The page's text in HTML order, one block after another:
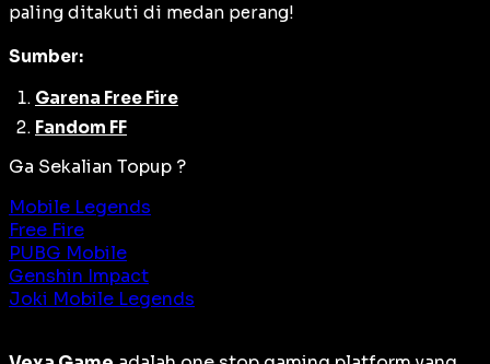
paling ditakuti di medan perang!
Sumber:
Garena Free Fire
Fandom FF
Ga Sekalian Topup ?
Mobile Legends
Free Fire
PUBG Mobile
Genshin Impact
Joki Mobile Legends